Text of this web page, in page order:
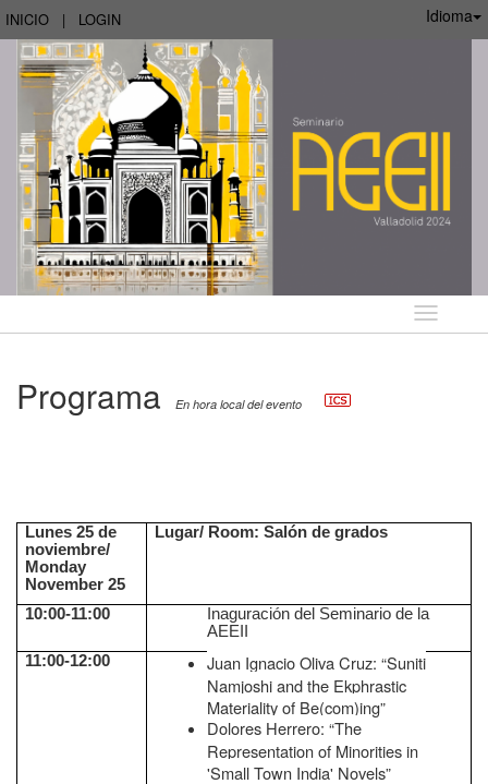
INICIO | LOGIN Idioma
Idioma
Programa En hora local del evento
Lunes 25 de
noviembre/
Monday
November 25
Lugar/ Room: Salón de grados
10:00-11:00
Inaguración del Seminario de la
AEEII
11:00-12:00
Juan Ignacio Oliva Cruz: “Suniti
Namjoshi and the Ekphrastic
Materiality of Be(com)ing”
Dolores Herrero: “The
Representation of Minorities in
'Small Town India' Novels”